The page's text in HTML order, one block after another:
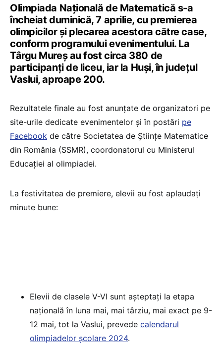
Olimpiada Națională de Matematică s-a
încheiat duminică, 7 aprilie, cu premierea
olimpicilor și plecarea acestora către case,
conform programului evenimentului. La
Târgu Mureș au fost circa 380 de
participanți de liceu, iar la Huși, în județul
Vaslui, aproape 200.
Rezultatele finale au fost anunțate de organizatori pe
site-urile dedicate evenimentelor și în postări pe
Facebook de către Societatea de Științe Matematice
din România (SSMR), coordonatorul cu Ministerul
Educației al olimpiadei.
La festivitatea de premiere, elevii au fost aplaudați
minute bune:
Elevii de clasele V-VI sunt așteptați la etapa
națională în luna mai, mai târziu, mai exact pe 9-
12 mai, tot la Vaslui, prevede calendarul
olimpiadelor școlare 2024.